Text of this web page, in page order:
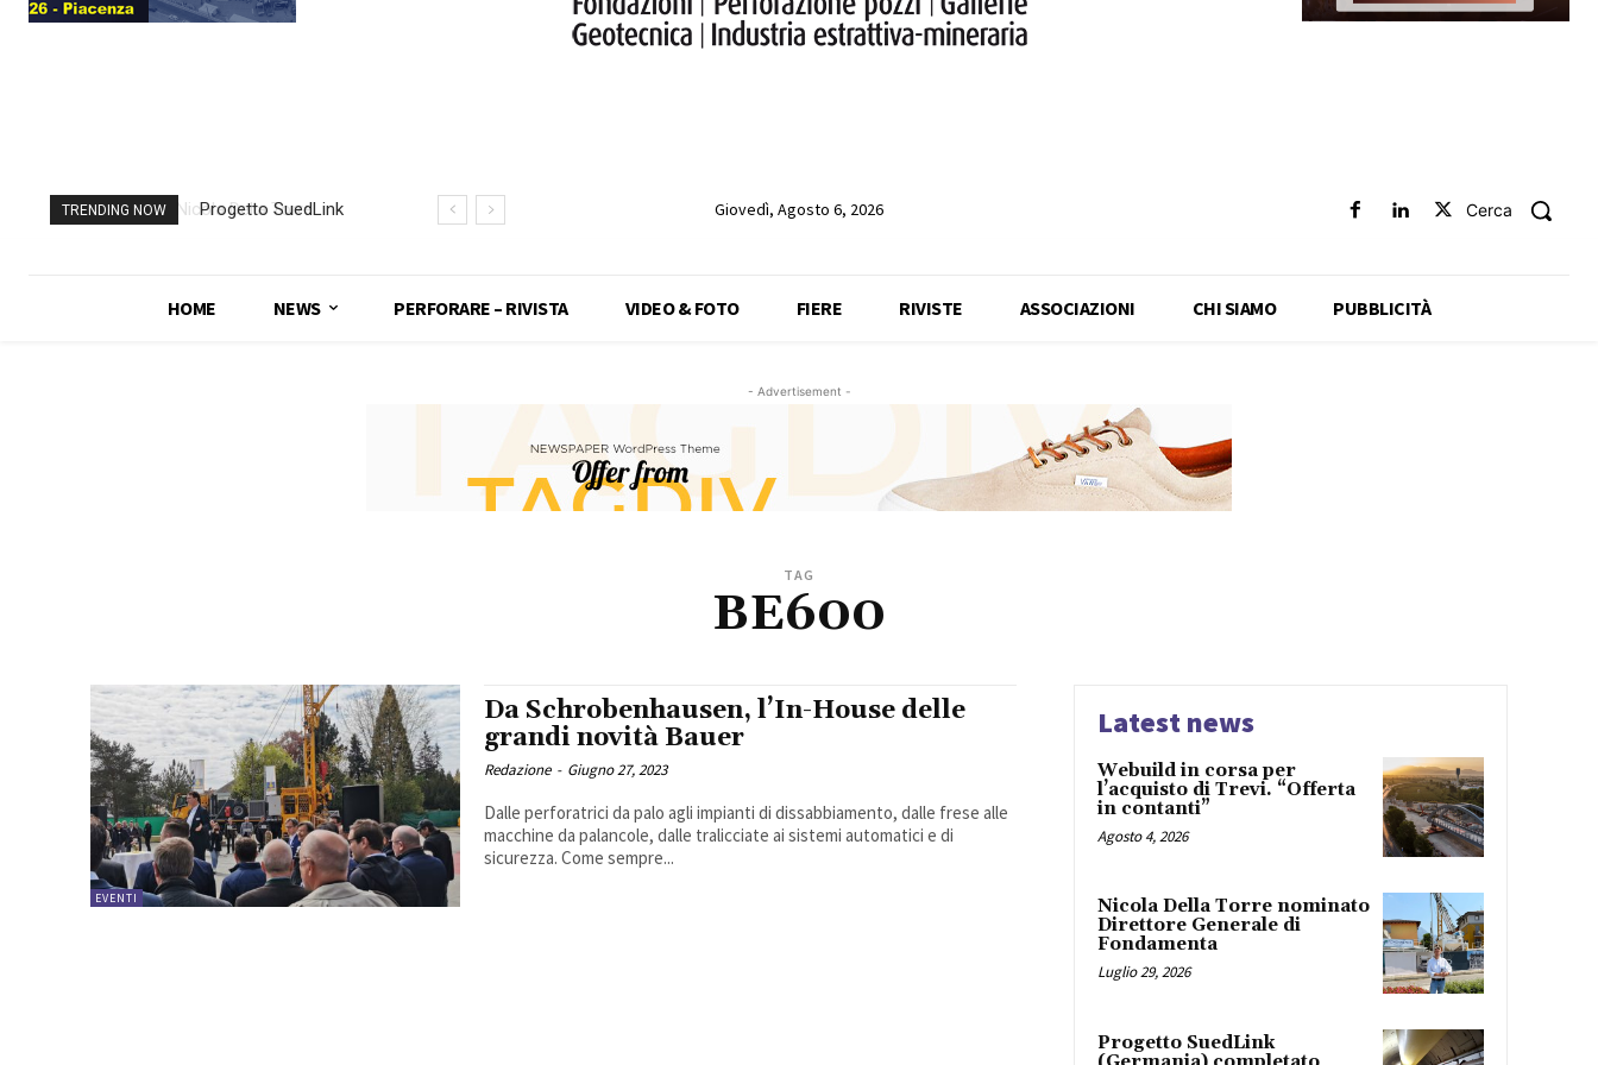
TRENDING NOW
Progetto SuedLink
con TBM del
Giovedì, Agosto 6, 2026 Cerca
HOME NEWS PERFORARE – RIVISTA VIDEO & FOTO FIERE RIVISTE ASSOCIAZIONI CHI SIAMO PUBBLICITÀ
- Advertisement -
TAG
BE600
EVENTI
Da Schrobenhausen, l’In-House delle
grandi novità Bauer
Redazione - Giugno 27, 2023
Dalle perforatrici da palo agli impianti di dissabbiamento, dalle frese alle
macchine da palancole, dalle tralicciate ai sistemi automatici e di
sicurezza. Come sempre...
Latest news
Webuild in corsa per
l’acquisto di Trevi. “Offerta
in contanti”
Agosto 4, 2026
Nicola Della Torre nominato
Direttore Generale di
Fondamenta
Luglio 29, 2026
Progetto SuedLink